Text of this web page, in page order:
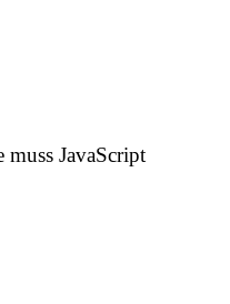
JavaScript